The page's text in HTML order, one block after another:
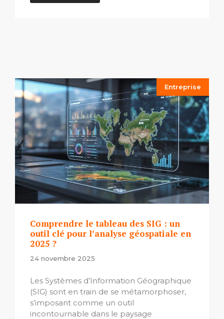
Entreprise
Comprendre le tableau des SIG : un
outil clé pour l’analyse géospatiale en
2025 ?
24 novembre 2025
Les Systèmes d’Information Géographique
(SIG) sont en train de se métamorphoser,
s’imposant comme un outil
incontournable dans le paysage